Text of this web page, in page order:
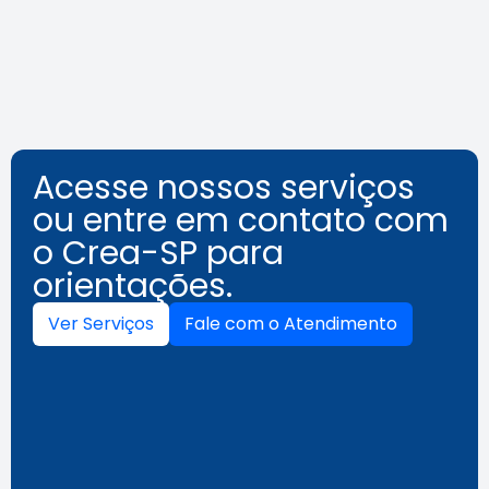
Acesse nossos serviços
ou entre em contato com
o Crea-SP para
orientações.
Ver Serviços Fale com o Atendimento